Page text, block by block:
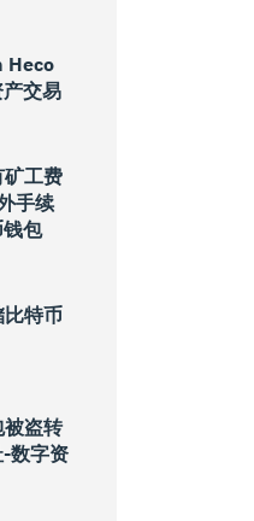
Heco
交易
工费
手续
包
特币
盗转
数字资